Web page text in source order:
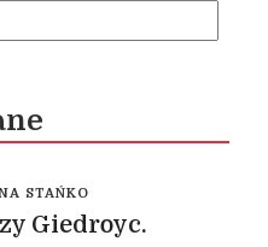
STAŃKO
Giedroyc.